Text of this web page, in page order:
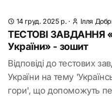
14 груд. 2025 р. · Ілля
ТЕСТОВІ ЗАВДАННЯ
України» - зошит
Відповіді до тестових
України на тему
гори', що допоможуть